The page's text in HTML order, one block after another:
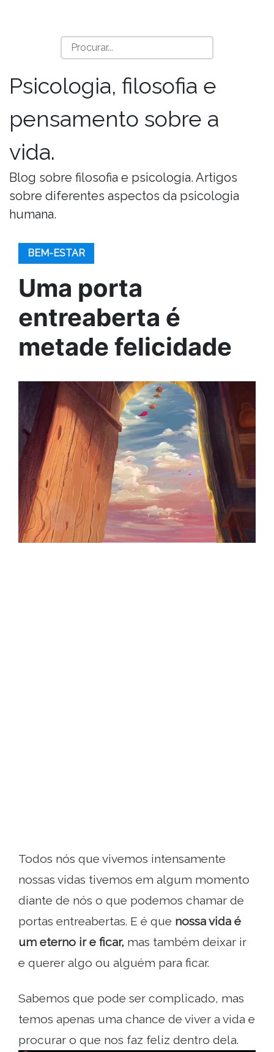
Psicologia, filosofia e
pensamento sobre a
vida.
Blog sobre filosofia e psicologia. Artigos
sobre diferentes aspectos da psicologia
humana.
BEM-ESTAR
Uma porta
entreaberta é
metade felicidade
Todos nós que vivemos intensamente
nossas vidas tivemos em algum momento
diante de nós o que podemos chamar de
portas entreabertas. E é que nossa vida é
um eterno ir e ficar, mas também deixar ir
e querer algo ou alguém para ficar.
Sabemos que pode ser complicado, mas
temos apenas uma chance de viver a vida e
procurar o que nos faz feliz dentro dela.